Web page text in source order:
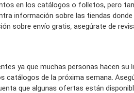
en los catálogos o folletos, pero
información sobre las tiendas
sobre envío gratis, asegúrate de
ya que muchas personas hacen su
de la próxima semana.
que algunas ofertas están